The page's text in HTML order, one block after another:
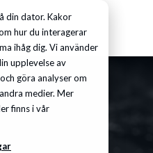
din dator. Kakor
hur du interagerar
ihåg dig. Vi använder
upplevelse av
göra analyser om
medier. Mer
finns i vår